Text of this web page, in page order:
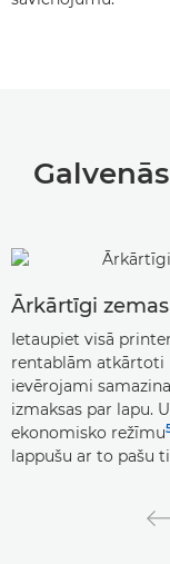
Ārkārtīgi
Ietaupiet visā
rentablām atkārtoti
ievērojami
izmaksas par lapu.
ekonomisko režīmu
lappušu ar to pašu